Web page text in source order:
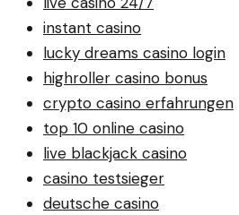
instant casino
lucky dreams casino login
highroller casino bonus
crypto casino erfahrungen
top 10 online casino
live blackjack casino
casino testsieger
deutsche casino